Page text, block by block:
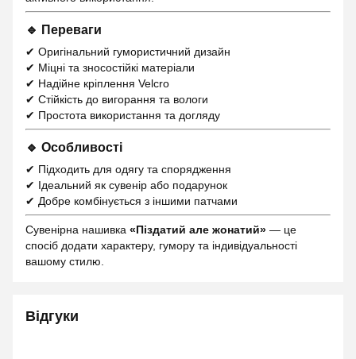
🔹 Переваги
✔ Оригінальний гумористичний дизайн
✔ Міцні та зносостійкі матеріали
✔ Надійне кріплення Velcro
✔ Стійкість до вигорання та вологи
✔ Простота використання та догляду
🔹 Особливості
✔ Підходить для одягу та спорядження
✔ Ідеальний як сувенір або подарунок
✔ Добре комбінується з іншими патчами
Сувенірна нашивка «Піздатий але жонатий» — це
спосіб додати характеру, гумору та індивідуальності
вашому стилю.
Відгуки